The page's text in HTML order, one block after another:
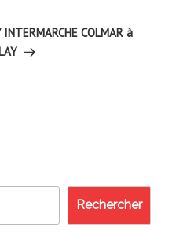
COLMAR à
Rechercher